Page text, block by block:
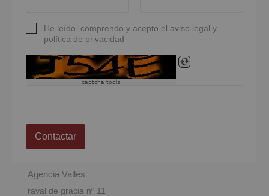
He leído, comprendo y acepto el aviso legal y
política de privacidad
captcha tools
Contactar
Agencia Valles
raval de gracia nº 11